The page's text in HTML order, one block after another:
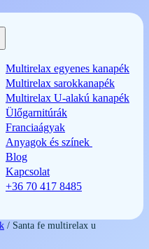
Multirelax egyenes kanapék
Multirelax sarokkanapék
Multirelax U-alakú kanapék
Ülőgarnitúrák
Franciaágyak
Anyagok és színek
Blog
Kapcsolat
+36 70 417 8485
/ Santa fe multirelax u